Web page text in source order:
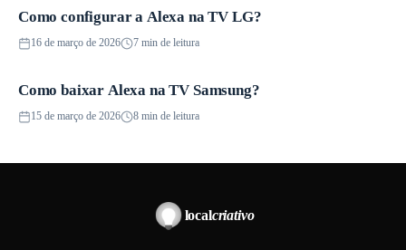
Smart Speakers
Como configurar a Alexa na TV LG?
16 de março de 2026 7 min de leitura
Smart TVs
Como baixar Alexa na TV Samsung?
15 de março de 2026 8 min de leitura
localcriativo